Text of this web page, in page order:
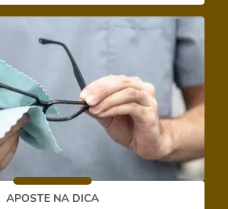
APOSTE NA DICA